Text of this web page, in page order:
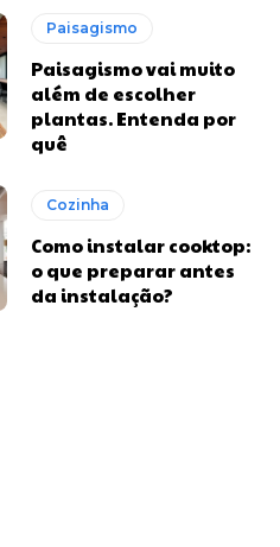
Paisagismo
Paisagismo vai muito
além de escolher
plantas. Entenda por
quê
Cozinha
Como instalar cooktop:
o que preparar antes
da instalação?